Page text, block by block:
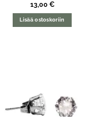
13,00 €
Lisää ostoskoriin